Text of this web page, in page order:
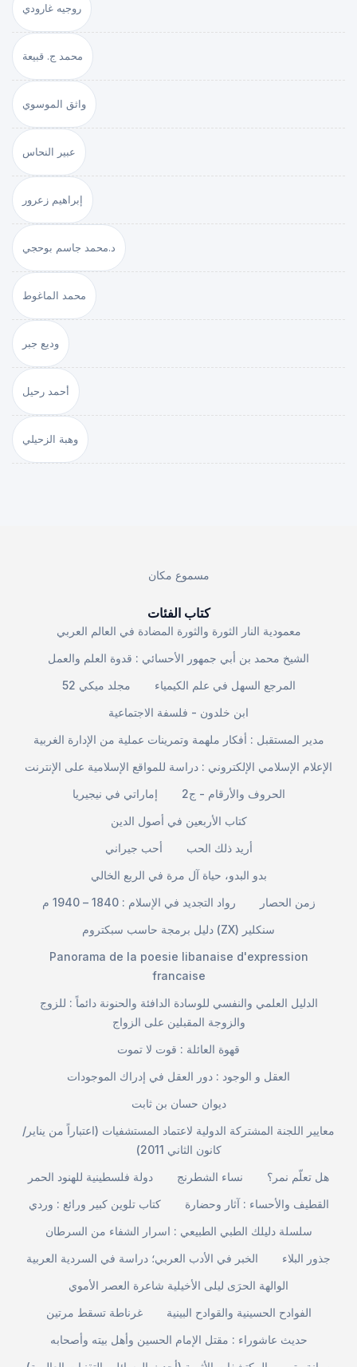
روجيه غارودي
محمد ج. قبيعة
واثق الموسوي
عبير النحاس
إبراهيم زعرور
د.محمد جاسم بوحجي
محمد الماغوط
وديع جبر
أحمد رحيل
وهبة الزحيلي
مسموع مكان
كتاب الفئات
معمودية النار الثورة والثورة المضادة في العالم العربي
الشيخ محمد بن أبي جمهور الأحسائي : قدوة العلم والعمل
مجلد ميكي 52
المرجع السهل في علم الكيمياء
ابن خلدون - فلسفة الاجتماعية
مدير المستقبل : أفكار ملهمة وتمرينات عملية من الإدارة الغربية
الإعلام الإسلامي الإلكتروني : دراسة للمواقع الإسلامية على الإنترنت
إماراتي في نيجيريا
الحروف والأرقام - ج2
كتاب الأربعين في أصول الدين
أحب جيراني
أريد ذلك الحب
بدو البدو، حياة آل مرة في الربع الخالي
رواد التجديد في الإسلام : 1840 – 1940 م
زمن الحصار
دليل برمجة حاسب سبكتروم (ZX) سنكلير
Panorama de la poesie libanaise d'expression
francaise
الدليل العلمي والنفسي للوسادة الدافئة والحنونة دائماً : للزوج
والزوجة المقبلين على الزواج
قهوة العائلة : قوت لا تموت
العقل و الوجود : دور العقل في إدراك الموجودات
ديوان حسان بن ثابت
معايير اللجنة المشتركة الدولية لاعتماد المستشفيات (اعتباراً من يناير/
كانون الثاني 2011)
دولة فلسطينية للهنود الحمر
نساء الشطرنج
هل تعلّم نمر؟
كتاب تلوين كبير ورائع : وردي
القطيف والأحساء : آثار وحضارة
سلسلة دليلك الطبي الطبيعي : اسرار الشفاء من السرطان
الخبر في الأدب العربي؛ دراسة في السردية العربية
جذور البلاء
الوالهة الحرَى ليلى الأخيلية شاعرة العصر الأموي
غرناطة تسقط مرتين
الفوادح الحسينية والقوادح البينية
حديث عاشوراء : مقتل الإمام الحسين وأهل بيته وأصحابه